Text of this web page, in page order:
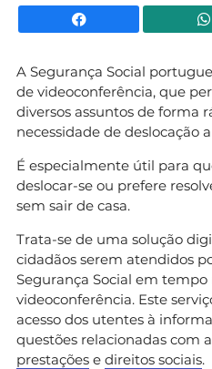
Facebook
A Segurança Social
de videoconferência, que
diversos assuntos de forma
necessidade de deslocação
É especialmente útil para
deslocar-se ou prefere
sem sair de casa.
Trata-se de uma solução
cidadãos serem atendidos
Segurança Social em tempo
videoconferência. Este
acesso dos utentes à
questões relacionadas com
prestações e direitos sociais.